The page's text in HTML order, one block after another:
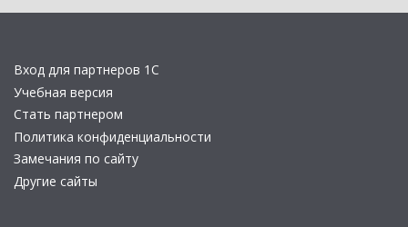
Вход для партнеров 1С
Учебная версия
Стать партнером
Политика конфиденциальности
Замечания по сайту
Другие сайты